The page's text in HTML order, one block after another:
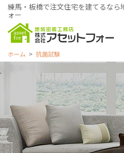
練馬・板橋で注文住宅を建てるなら
ォー
ホーム 抗菌試験